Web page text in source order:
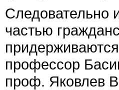
Следовательно
частью
профессор
проф. Яковлев